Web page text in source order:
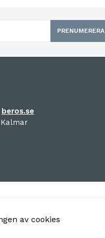
PRENUMERERA
beros.se
av cookies